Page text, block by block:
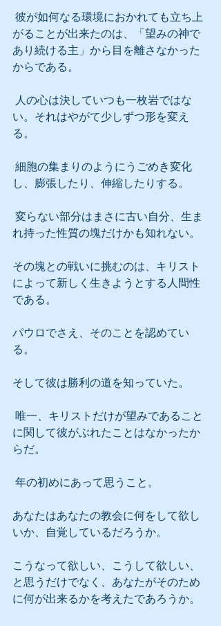
がることが出来たのは、「望みの神で
あり続ける主」から目を離さなかった
からである。
い。それはやがて少しずつ形を変え
る。
し、膨張したり、伸縮したりする。
れ持った性質の塊だけかも知れない。
その塊との戦いに挑むのは、キリスト
によって新しく生きようとする人間性
である。
パウロでさえ、そのことを認めてい
る。
そして彼は勝利の道を知っていた。
に関して彼がぶれたことはなかったか
らだ。
年の初めにあって思うこと。
あなたはあなたの教会に何をして欲し
いか、自覚しているだろうか。
こうなって欲しい、こうして欲しい、
と思うだけでなく、あなたがそのため
に何が出来るかを考えたであろうか。